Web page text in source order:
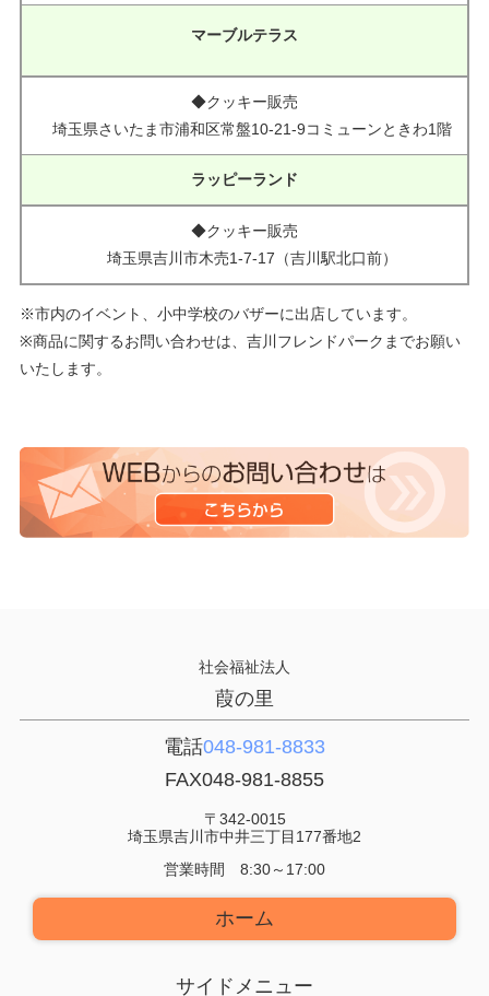
マーブルテラス
◆クッキー販売
埼玉県さいたま市浦和区常盤10-21-9コミューンときわ1階
ラッピーランド
◆クッキー販売
埼玉県吉川市木売1-7-17（吉川駅北口前）
※市内のイベント、小中学校のバザーに出店しています。
※商品に関するお問い合わせは、吉川フレンドパークまでお願い
いたします。
社会福祉法人
葭の里
電話048-981-8833
FAX048-981-8855
〒342-0015
埼玉県吉川市中井三丁目177番地2
営業時間 8:30～17:00
ホーム
サイドメニュー